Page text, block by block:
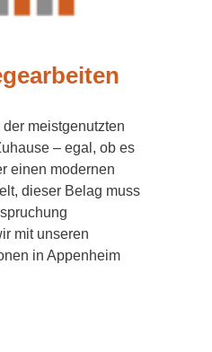
meistgenutzten
– egal, ob es
einen modernen
dieser Belag muss
mit unseren
in Appenheim